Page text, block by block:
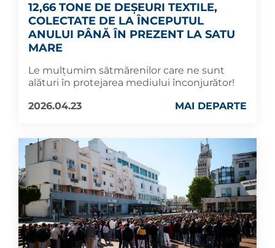
12,66 TONE DE DEȘEURI TEXTILE,
COLECTATE DE LA ÎNCEPUTUL
ANULUI PÂNĂ ÎN PREZENT LA SATU
MARE
Le mulțumim sătmărenilor care ne sunt
alături în protejarea mediului înconjurător!
2026.04.23
MAI DEPARTE